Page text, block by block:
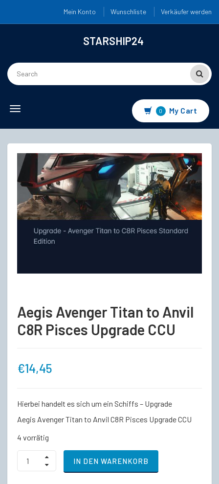
Mein Konto Wunschliste Verkäufer werden
STARSHIP24
Toggle
0 My Cart
Aegis Avenger Titan to Anvil
C8R Pisces Upgrade CCU
€14,45
Hierbei handelt es sich um ein Schiffs – Upgrade
Aegis Avenger Titan to Anvil C8R Pisces Upgrade CCU
4 vorrätig
Aegis
Avenger
Titan
IN DEN WARENKORB